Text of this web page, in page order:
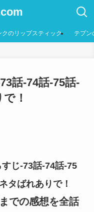
クのリップスティック テプン
話-74話-75話-
！
じ-73話-74話-75
タばれありで！
での感想を全話